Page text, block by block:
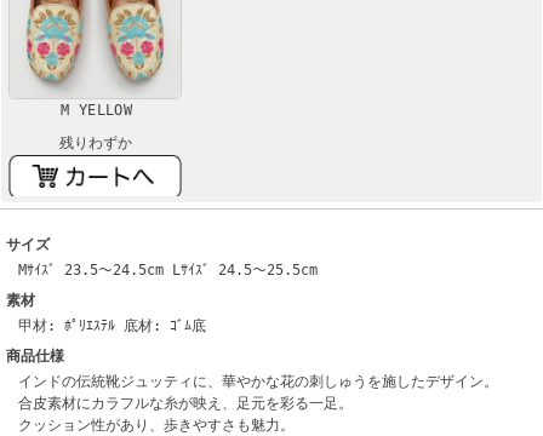
M YELLOW
残りわずか
サイズ
Mｻｲｽﾞ 23.5～24.5cm Lｻｲｽﾞ 24.5～25.5cm
素材
甲材: ﾎﾟﾘｴｽﾃﾙ 底材: ｺﾞﾑ底
商品仕様
インドの伝統靴ジュッティに、華やかな花の刺しゅうを施したデザイン。
合皮素材にカラフルな糸が映え、足元を彩る一足。
クッション性があり、歩きやすさも魅力。